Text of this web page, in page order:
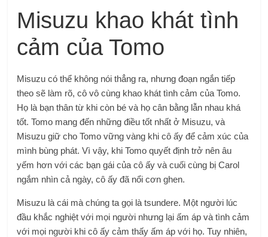
Misuzu khao khát tình
cảm của Tomo
Misuzu có thể không nói thẳng ra, nhưng đoạn ngắn tiếp
theo sẽ làm rõ, cô vô cùng khao khát tình cảm của Tomo.
Họ là bạn thân từ khi còn bé và họ cân bằng lẫn nhau khá
tốt. Tomo mang đến những điều tốt nhất ở Misuzu, và
Misuzu giữ cho Tomo vững vàng khi cô ấy để cảm xúc của
mình bùng phát. Vì vậy, khi Tomo quyết định trở nên âu
yếm hơn với các bạn gái của cô ấy và cuối cùng bị Carol
ngắm nhìn cả ngày, cô ấy đã nổi cơn ghen.
Misuzu là cái mà chúng ta gọi là tsundere. Một người lúc
đầu khắc nghiệt với mọi người nhưng lại ấm áp và tình cảm
với mọi người khi cô ấy cảm thấy ấm áp với họ. Tuy nhiên,